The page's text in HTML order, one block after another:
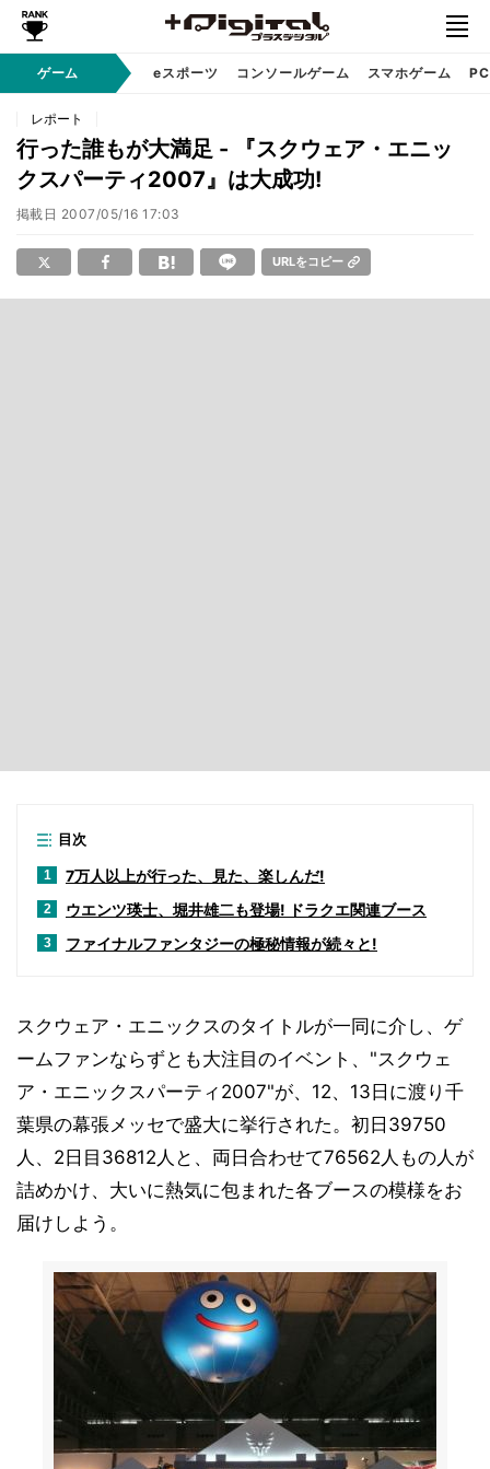
ゲーム eスポーツ コンソールゲーム スマホゲーム
レポート
行った誰もが大満足 - 『スクウェア・エニッ
クスパーティ2007』は大成功!
掲載日 2007/05/16 17:03
URLをコピー
目次
1 7万人以上が行った、見た、楽しんだ!
2 ウエンツ瑛士、堀井雄二も登場! ドラクエ関連ブース
3 ファイナルファンタジーの極秘情報が続々と!
スクウェア・エニックスのタイトルが一同に介し、ゲ
ームファンならずとも大注目のイベント、"スクウェ
ア・エニックスパーティ2007"が、12、13日に渡り千
葉県の幕張メッセで盛大に挙行された。初日39750
人、2日目36812人と、両日合わせて76562人もの人が
詰めかけ、大いに熱気に包まれた各ブースの模様をお
届けしよう。